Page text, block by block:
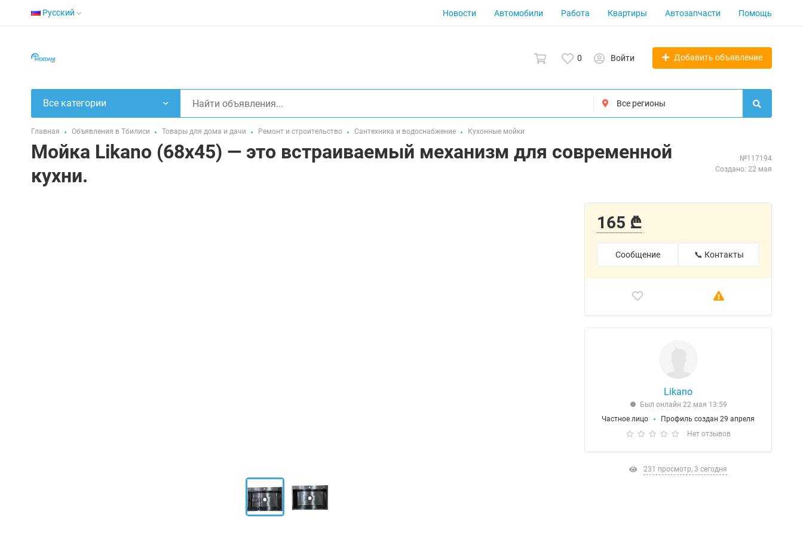
Русский Новости Автомобили Работа Квартиры Автозапчасти Помощь
0 Войти Добавить объявление
Все категории
Главная Объявления в Тбилиси Товары для дома и дачи Ремонт и строительство Сантехника и водоснабжение Кухонные мойки
Мойка Likano (68x45) — это встраиваемый механизм для современной
кухни.
№117194
Создано: 22 мая
165 ₾
Сообщение 📞 Контакты
Likano
Был онлайн 22 мая 13:59
Частное лицо
Профиль создан 29 апреля
Нет отзывов
231 просмотр, 3 сегодня